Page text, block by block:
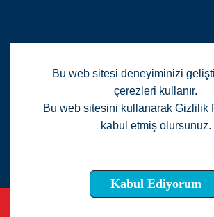
Bu web sitesi deneyiminizi
çerezleri kullanır.
Bu web sitesini kullanarak Gizlilik
kabul etmiş olursunuz.
Kabul Ediyorum
Copyright © 2024GUHEM. Powered